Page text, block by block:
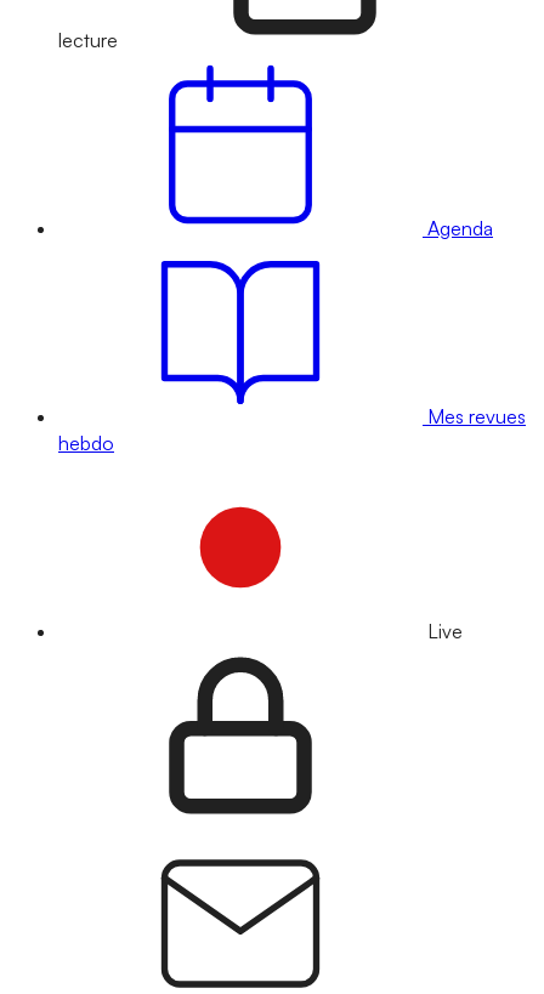
lecture
Agenda
Mes revues
hebdo
Live